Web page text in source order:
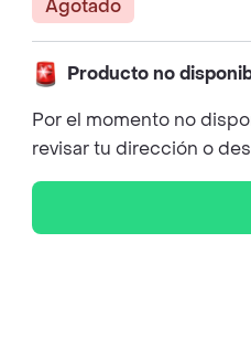
Agotado
Producto no
Por el momento no
revisar tu dirección o